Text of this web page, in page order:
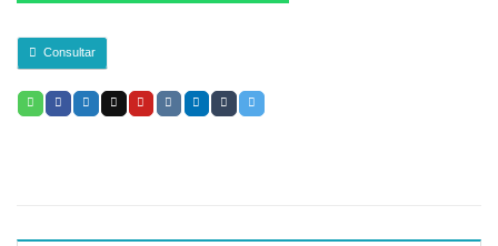
Consultar